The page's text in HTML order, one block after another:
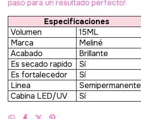
paso para un resultado perfecto!
Especificaciones
Volumen
15ML
Marca
Meliné
Acabado
Brillante
Es secado rapido
Sí
Es fortalecedor
Sí
Linea
Semipermanente
Cabina LED/UV
Sí